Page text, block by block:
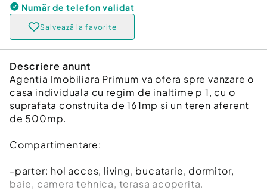
Număr de telefon validat
Salvează la favorite
Descriere anunt
Agentia Imobiliara Primum va ofera spre vanzare o
casa individuala cu regim de inaltime p 1, cu o
suprafata construita de 161mp si un teren aferent
de 500mp.
Compartimentare:
-parter: hol acces, living, bucatarie, dormitor,
baie, camera tehnica, terasa acoperita.